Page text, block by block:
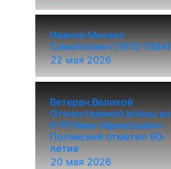
22 мая 2026
Иванов Михаил
Самойлович (1910-1994)
20 мая 2026
Ветеран Великой
Отечественной войны из
КЧР Иван Афанасьевич
Полянский отметил 90-
летие